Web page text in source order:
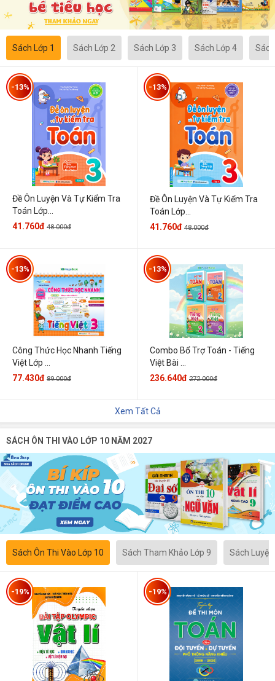
Sách Lớp 1 Sách Lớp 2 Sách Lớp 3 Sách Lớp 4
Đề Ôn Luyện Và Tự Kiểm Tra
Toán Lớp...
-13%
41.760đ 48.000đ
Đề Ôn Luyện Và Tự Kiểm Tra
Toán Lớp...
-13%
41.760đ 48.000đ
Công Thức Học Nhanh Tiếng
Việt Lớp ...
-13%
77.430đ 89.000đ
Combo Bổ Trợ Toán - Tiếng
Việt Bài ...
-13%
236.640đ 272.000đ
Xem Tất Cả
SÁCH ÔN THI VÀO LỚP 10 NĂM 2027
Sách Ôn Thi Vào Lớp 10 Sách Tham Khảo Lớp 9 Sách
-19% -19%